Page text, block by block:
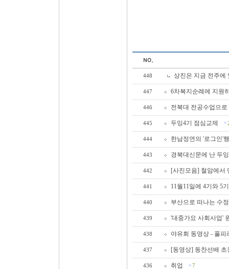
448 상진은 지금 전주에
447 6차복지순례에 지원
446 전북대 전공수업으
445 두잉4기 점심교제
444 한남정연의 '로그인'
443 경북대신문에 난 두
442 [사진모음] 철암에서
441 11월11일에 4기와 5
440 부산으로 떠나는 수
439 '대중가요 사회사업'
438 야유회 동영상 - 풀피
437 [동영상] 동찬선배 초
436 취업 7